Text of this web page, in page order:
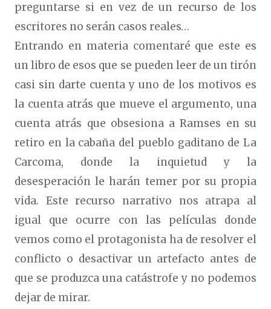
preguntarse si en vez de un recurso de los
escritores no serán casos reales…
Entrando en materia comentaré que este es
un libro de esos que se pueden leer de un tirón
casi sin darte cuenta y uno de los motivos es
la cuenta atrás que mueve el argumento, una
cuenta atrás que obsesiona a Ramses en su
retiro en la cabaña del pueblo gaditano de La
Carcoma, donde la inquietud y la
desesperación le harán temer por su propia
vida. Este recurso narrativo nos atrapa al
igual que ocurre con las películas donde
vemos como el protagonista ha de resolver el
conflicto o desactivar un artefacto antes de
que se produzca una catástrofe y no podemos
dejar de mirar.